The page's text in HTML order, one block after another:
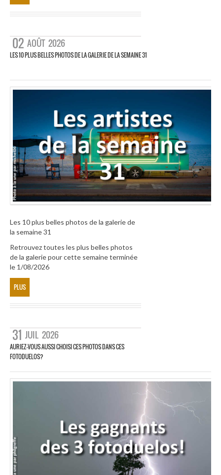
02 AOÛT 2026
LES 10 PLUS BELLES PHOTOS DE LA GALERIE DE LA SEMAINE 31
Les 10 plus belles photos de la galerie de
la semaine 31
Retrouvez toutes les plus belles photos
de la galerie pour cette semaine terminée
le 1/08/2026
PLUS
31 JUIL 2026
AURIEZ-VOUS AUSSI CHOISI CES PHOTOS DANS CES
FOTODUELOS?